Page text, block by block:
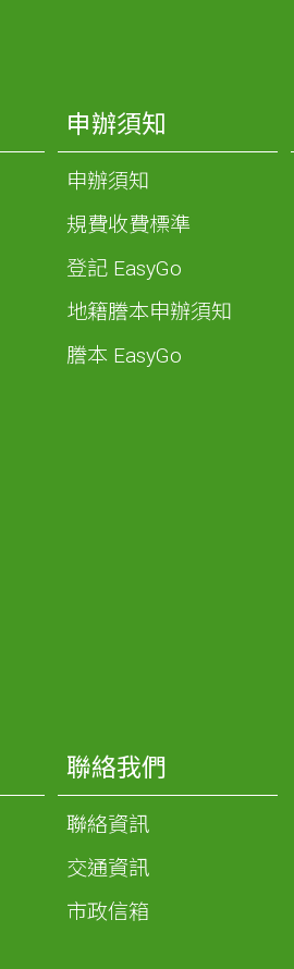
申辦須知
申辦須知
規費收費標準
登記 EasyGo
地籍謄本申辦須知
謄本 EasyGo
聯絡我們
聯絡資訊
交通資訊
市政信箱